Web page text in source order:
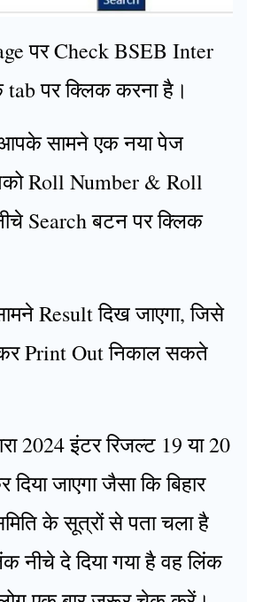
पर Check BSEB Inter
पर क्लिक करना है।
सामने एक नया पेज
Roll Number & Roll
Search बटन पर क्लिक
Result दिख जाएगा, जिसे
Print Out निकाल सकते
2024 इंटर रिजल्ट 19 या 20
दिया जाएगा जैसा कि बिहार
समिति के सूत्रों से पता चला है
नीचे दे दिया गया है वह लिंक